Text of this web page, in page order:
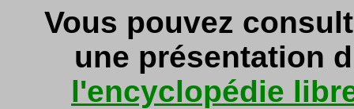
Vous pouvez
une présentation
l'encyclopédie